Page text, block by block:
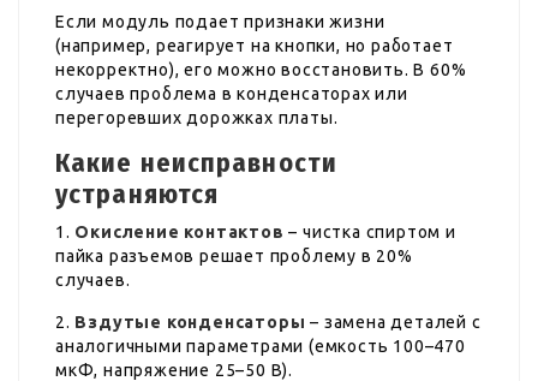
Если модуль подает признаки жизни
(например, реагирует на кнопки, но работает
некорректно), его можно восстановить. В 60%
случаев проблема в конденсаторах или
перегоревших дорожках платы.
Какие неисправности
устраняются
1. Окисление контактов – чистка спиртом и
пайка разъемов решает проблему в 20%
случаев.
2. Вздутые конденсаторы – замена деталей с
аналогичными параметрами (емкость 100–470
мкФ, напряжение 25–50 В).